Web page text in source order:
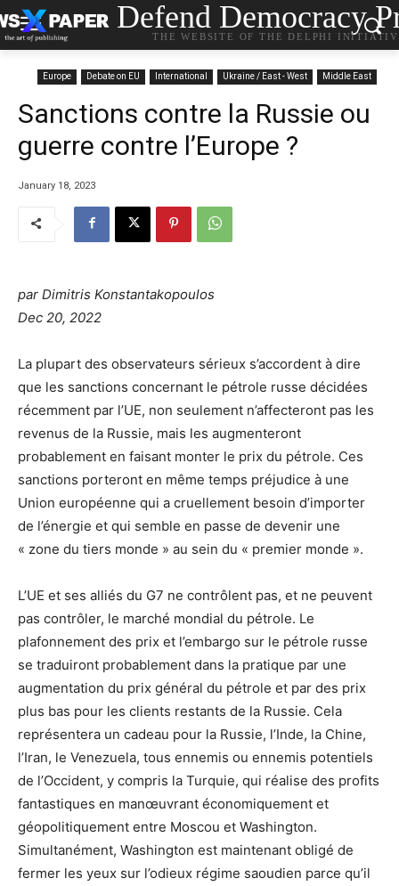
Defend Democracy
THE WEBSITE OF THE DELPHI
Europe Debate on EU International Ukraine / East - West Middle East
Sanctions contre la Russie ou
guerre contre l’Europe ?
January 18, 2023
par Dimitris Konstantakopoulos
Dec 20, 2022
La plupart des observateurs sérieux s’accordent à dire
que les sanctions concernant le pétrole russe décidées
récemment par l’UE, non seulement n’affecteront pas les
revenus de la Russie, mais les augmenteront
probablement en faisant monter le prix du pétrole. Ces
sanctions porteront en même temps préjudice à une
Union européenne qui a cruellement besoin d’importer
de l’énergie et qui semble en passe de devenir une
« zone du tiers monde » au sein du « premier monde ».
L’UE et ses alliés du G7 ne contrôlent pas, et ne peuvent
pas contrôler, le marché mondial du pétrole. Le
plafonnement des prix et l’embargo sur le pétrole russe
se traduiront probablement dans la pratique par une
augmentation du prix général du pétrole et par des prix
plus bas pour les clients restants de la Russie. Cela
représentera un cadeau pour la Russie, l’Inde, la Chine,
l’Iran, le Venezuela, tous ennemis ou ennemis potentiels
de l’Occident, y compris la Turquie, qui réalise des profits
fantastiques en manœuvrant économiquement et
géopolitiquement entre Moscou et Washington.
Simultanément, Washington est maintenant obligé de
fermer les yeux sur l’odieux régime saoudien parce qu’il